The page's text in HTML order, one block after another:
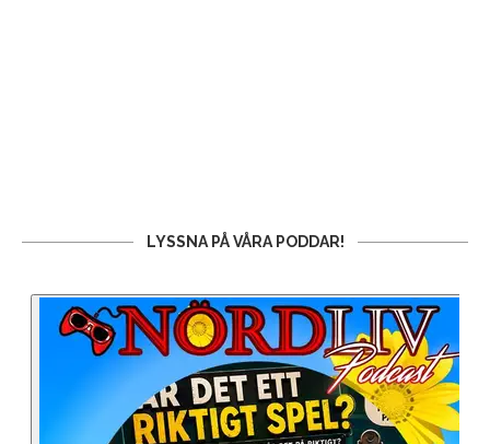
LYSSNA PÅ VÅRA PODDAR!